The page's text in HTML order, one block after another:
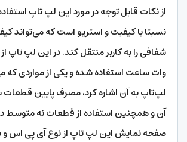
از نکات قابل توجه در مورد این لپ تاپ
نسبتا با کیفیت و استریو است که می‌تواند
وات ساعت استفاده شده و یکی از مواردی که
لپ‌تاپ به آن اشاره کرد، مصرف پایین
آن و همچنین استفاده از قطعات نه متوسط
صفحه نمایش این لپ تاپ از نوع آی پی اس و